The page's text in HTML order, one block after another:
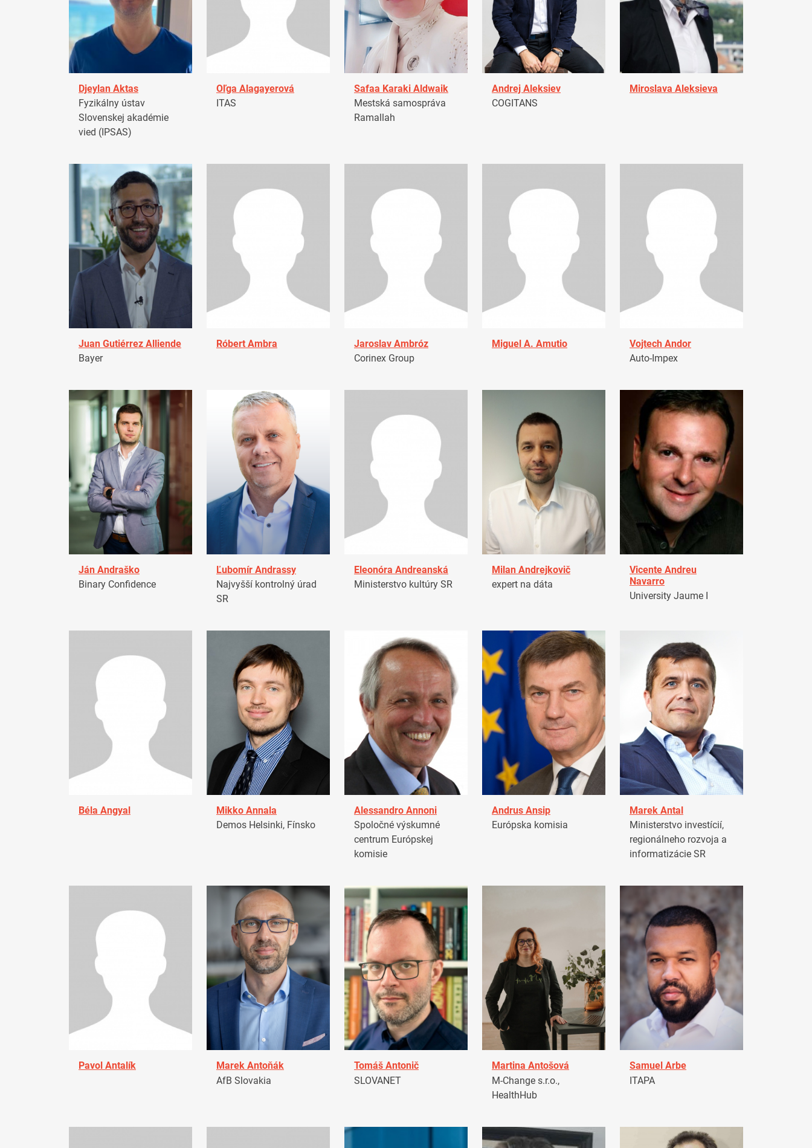
Djeylan Aktas
Fyzikálny ústav
Slovenskej akadémie
vied (IPSAS)
Oľga Alagayerová
ITAS
Safaa Karaki Aldwaik
Mestská samospráva
Ramallah
Andrej Aleksiev
COGITANS
Miroslava Aleksieva
Juan Gutiérrez Alliende
Bayer
Róbert Ambra
Jaroslav Ambróz
Corinex Group
Miguel A. Amutio
Vojtech Andor
Auto-Impex
Ján Andraško
Binary Confidence
Ľubomír Andrassy
Najvyšší kontrolný úrad
SR
Eleonóra Andreanská
Ministerstvo kultúry SR
Milan Andrejkovič
expert na dáta
Vicente Andreu
Navarro
University Jaume I
Béla Angyal
Mikko Annala
Demos Helsinki, Fínsko
Alessandro Annoni
Spoločné výskumné
centrum Európskej
komisie
Andrus Ansip
Európska komisia
Marek Antal
Ministerstvo investícií,
regionálneho rozvoja a
informatizácie SR
Pavol Antalík
Marek Antoňák
AfB Slovakia
Tomáš Antonič
SLOVANET
Martina Antošová
M-Change s.r.o.,
HealthHub
Samuel Arbe
ITAPA